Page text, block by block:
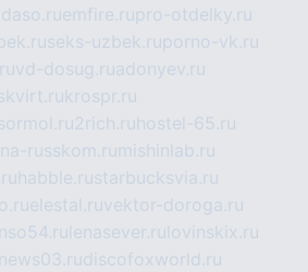
emfire.rupro-otdelky.ru
seks-uzbek.ruporno-vk.ru
vd-dosug.ruadonyev.ru
krospr.ru
2rich.ru hostel-65.ru
russkom.ru mishinlab.ru
habble.rustarbucksvia.ru
elestal.ruvektor-doroga.ru
lenasever.ru lovinskix.ru
discofoxworld.ru